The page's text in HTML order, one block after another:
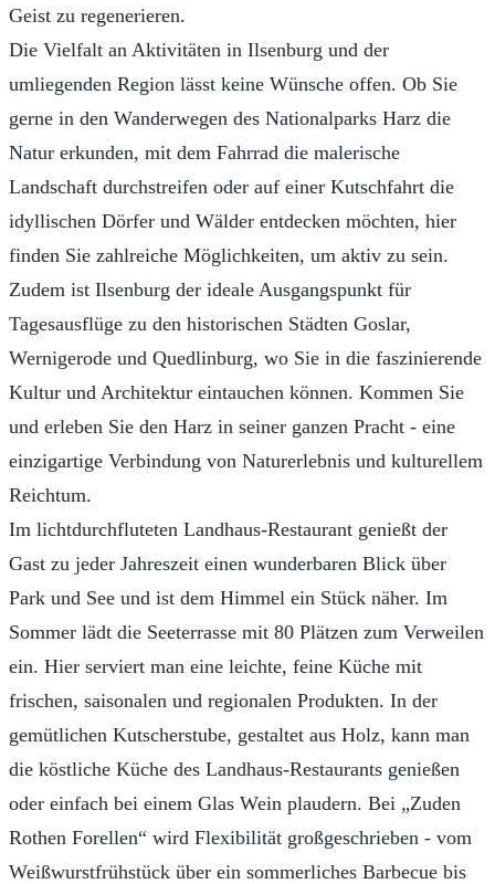
Geist zu regenerieren.
Die Vielfalt an Aktivitäten in Ilsenburg und der
umliegenden Region lässt keine Wünsche offen. Ob Sie
gerne in den Wanderwegen des Nationalparks Harz die
Natur erkunden, mit dem Fahrrad die malerische
Landschaft durchstreifen oder auf einer Kutschfahrt die
idyllischen Dörfer und Wälder entdecken möchten, hier
finden Sie zahlreiche Möglichkeiten, um aktiv zu sein.
Zudem ist Ilsenburg der ideale Ausgangspunkt für
Tagesausflüge zu den historischen Städten Goslar,
Wernigerode und Quedlinburg, wo Sie in die faszinierende
Kultur und Architektur eintauchen können. Kommen Sie
und erleben Sie den Harz in seiner ganzen Pracht - eine
einzigartige Verbindung von Naturerlebnis und kulturellem
Reichtum.
Im lichtdurchfluteten Landhaus-Restaurant genießt der
Gast zu jeder Jahreszeit einen wunderbaren Blick über
Park und See und ist dem Himmel ein Stück näher. Im
Sommer lädt die Seeterrasse mit 80 Plätzen zum Verweilen
ein. Hier serviert man eine leichte, feine Küche mit
frischen, saisonalen und regionalen Produkten. In der
gemütlichen Kutscherstube, gestaltet aus Holz, kann man
die köstliche Küche des Landhaus-Restaurants genießen
oder einfach bei einem Glas Wein plaudern. Bei „Zuden
Rothen Forellen“ wird Flexibilität großgeschrieben - vom
Weißwurstfrühstück über ein sommerliches Barbecue bis